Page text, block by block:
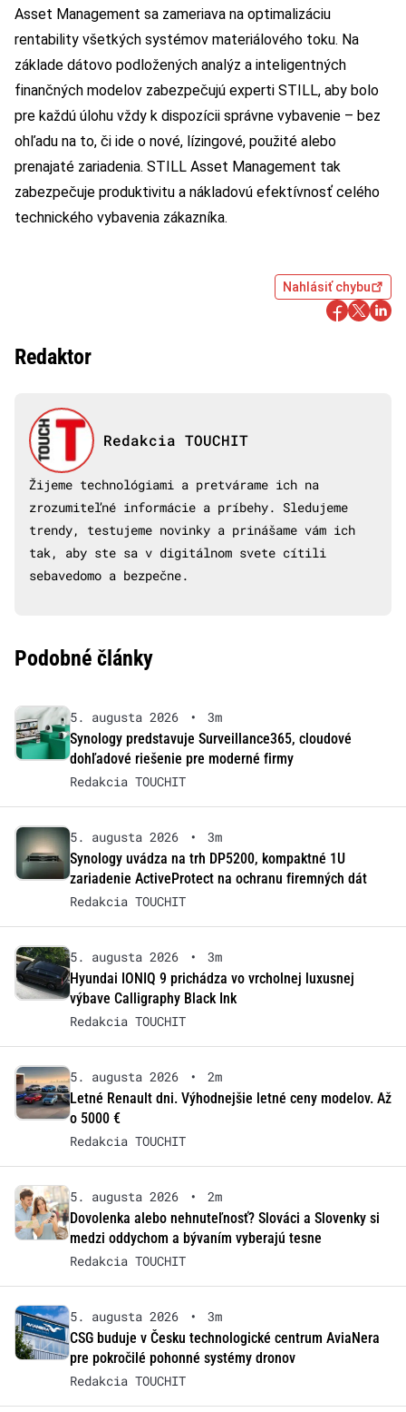
Asset Management sa zameriava na optimalizáciu
rentability všetkých systémov materiálového toku. Na
základe dátovo podložených analýz a inteligentných
finančných modelov zabezpečujú experti STILL, aby bolo
pre každú úlohu vždy k dispozícii správne vybavenie – bez
ohľadu na to, či ide o nové, lízingové, použité alebo
prenajaté zariadenia. STILL Asset Management tak
zabezpečuje produktivitu a nákladovú efektívnosť celého
technického vybavenia zákazníka.
Nahlásiť chybu
Redaktor
Redakcia TOUCHIT
Žijeme technológiami a pretvárame ich na
zrozumiteľné informácie a príbehy. Sledujeme
trendy, testujeme novinky a prinášame vám ich
tak, aby ste sa v digitálnom svete cítili
sebavedomo a bezpečne.
Podobné články
5. augusta 2026 •
3m
Synology predstavuje Surveillance365, cloudové
dohľadové riešenie pre moderné firmy
Redakcia TOUCHIT
5. augusta 2026 •
3m
Synology uvádza na trh DP5200, kompaktné 1U
zariadenie ActiveProtect na ochranu firemných dát
Redakcia TOUCHIT
5. augusta 2026 •
3m
Hyundai IONIQ 9 prichádza vo vrcholnej luxusnej
výbave Calligraphy Black Ink
Redakcia TOUCHIT
5. augusta 2026 •
2m
Letné Renault dni. Výhodnejšie letné ceny modelov. Až
o 5000 €
Redakcia TOUCHIT
5. augusta 2026 •
2m
Dovolenka alebo nehnuteľnosť? Slováci a Slovenky si
medzi oddychom a bývaním vyberajú tesne
Redakcia TOUCHIT
5. augusta 2026 •
3m
CSG buduje v Česku technologické centrum AviaNera
pre pokročilé pohonné systémy dronov
Redakcia TOUCHIT